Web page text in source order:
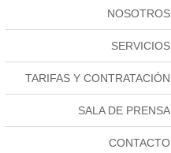
NOSOTROS
SERVICIOS
TARIFAS Y CONTRATACIÓN
SALA DE PRENSA
CONTACTO